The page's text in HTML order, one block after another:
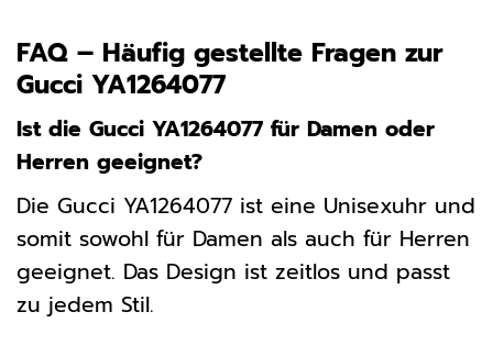
FAQ – Häufig gestellte Fragen zur
Gucci YA1264077
Ist die Gucci YA1264077 für Damen oder
Herren geeignet?
Die Gucci YA1264077 ist eine Unisexuhr und
somit sowohl für Damen als auch für Herren
geeignet. Das Design ist zeitlos und passt
zu jedem Stil.